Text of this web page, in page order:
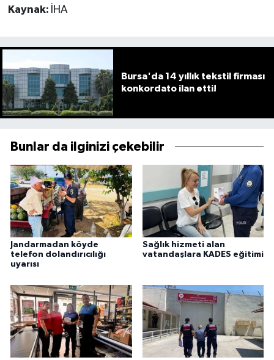
Kaynak: İHA
Bursa'da 14 yıllık tekstil firması
konkordato ilan etti!
Bunlar da ilginizi çekebilir
Jandarmadan köyde
telefon dolandırıcılığı
uyarısı
Sağlık hizmeti alan
vatandaşlara KADES eğitimi